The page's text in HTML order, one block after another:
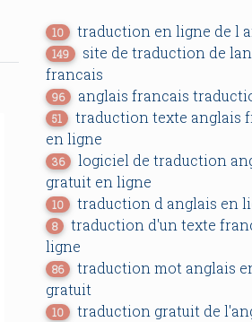
10 traduction en ligne de l
149
site de traduction de
francais
96 anglais francais
51
traduction texte anglais
en ligne
36
logiciel de traduction
gratuit en ligne
10 traduction d anglais en
8
traduction d'un texte
ligne
86
traduction mot anglais
gratuit
10
traduction gratuit de